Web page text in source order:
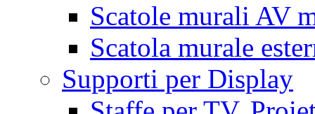
Scatole murali AV
Scatola murale
Supporti per Display